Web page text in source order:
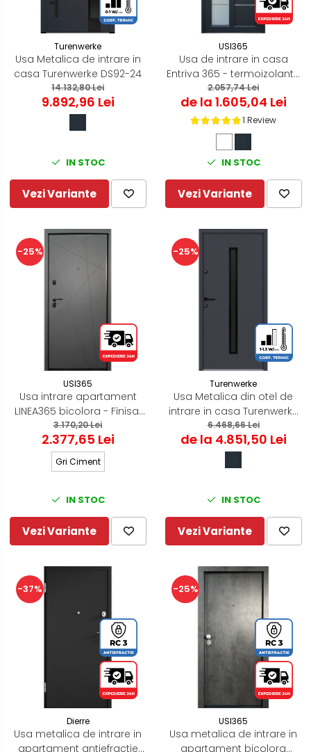
Turenwerke
Usa Metalica de intrare in
casa Turenwerke DS92-24
14.132,80 Lei
9.892,96 Lei
IN STOC
Vezi Variante
USI365
Usa de intrare in casa
Entriva 365 - termoizolanta
pentru exterior
2.057,74 Lei
de la 1.605,04 Lei
1 Review
IN STOC
Vezi Variante
-25%
USI365
Usa intrare apartament
LINEA365 bicolora - Finisaj
in 2 culori Gri Antracit / Alb
3.170,20 Lei
2.377,65 Lei
Gri Ciment
IN STOC
Vezi Variante
-25%
Turenwerke
Usa Metalica din otel de
intrare in casa Turenwerke
ATU68 - Blackline ST/DR
6.468,66 Lei
de la 4.851,50 Lei
IN STOC
Vezi Variante
-37%
Dierre
Usa metalica de intrare in
apartament antiefractie
-25%
USI365
Usa metalica de intrare in
apartament bicolora